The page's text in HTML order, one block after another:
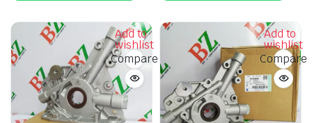
Add to
wishlist
Compare
Add to
wishlist
Compare